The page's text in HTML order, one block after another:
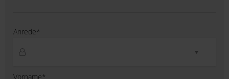
Anrede*
Vorname*